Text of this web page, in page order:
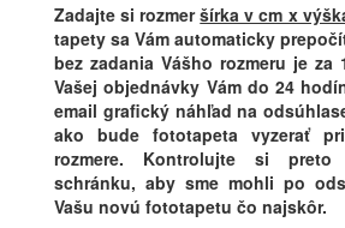
Zadajte si rozmeršírka v cm x
tapety sa Vám automaticky
bez zadania Vášho rozmeru je za
Vašej objednávky Vám do 24
email grafický náhľad na
ako bude fototapeta vyzerať
rozmere. Kontrolujte si preto
schránku, aby sme mohli po
Vašu novú fototapetu čo najskôr.